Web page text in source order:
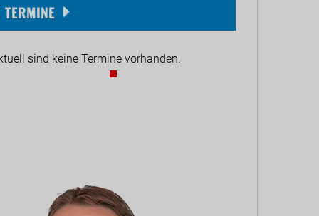
TERMINE
sind keine Termine vorhanden.